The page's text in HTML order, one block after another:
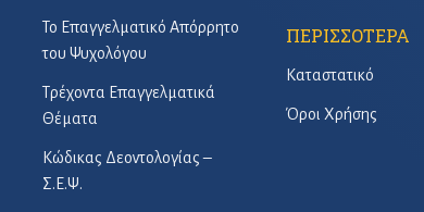
Το Επαγγελματικό Απόρρητο
του Ψυχολόγου
Τρέχοντα Επαγγελματικά
Θέματα
Κώδικας Δεοντολογίας –
Σ.Ε.Ψ.
ΠΕΡΙΣΣΟΤΕΡΑ
Καταστατικό
Όροι Χρήσης